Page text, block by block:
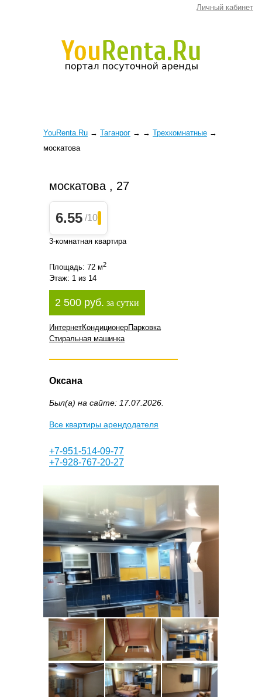
Личный кабинет
YouRenta.Ru → Таганрог → → Трехкомнатные →
москатова
москатова , 27
6.55 /10
3-комнатная квартира
Площадь: 72 м2
Этаж: 1 из 14
2 500 руб. за сутки
ИнтернетКондиционерПарковка
Стиральная машинка
Оксана
Был(а) на сайте: 17.07.2026.
Все квартиры арендодателя
+7-951-514-09-77
+7-928-767-20-27